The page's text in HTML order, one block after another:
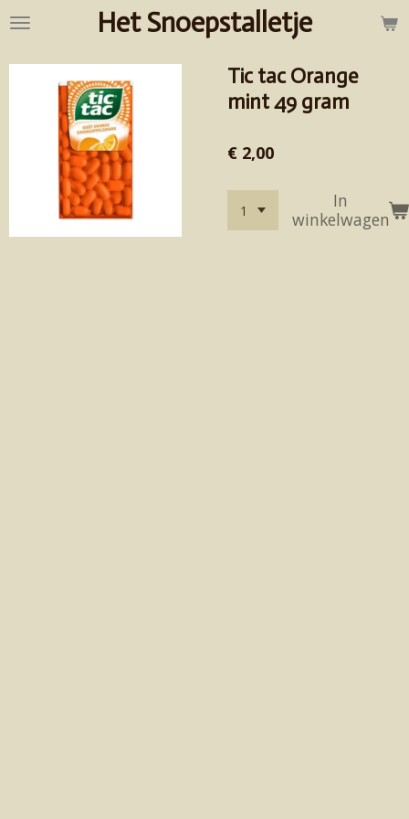
Ga
hoofdinhoud
Het Snoepstalletje
Tic tac Orange
mint 49 gram
€ 2,00
In
winkelwagen